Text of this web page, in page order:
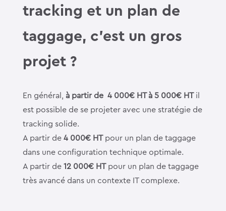
tracking et un plan de
taggage, c’est un gros
projet ?
En général, à partir de 4 000€ HT à 5 000€ HTil
est possible de se projeter avec une stratégie de
tracking solide.
A partir de 4 000€ HT pour un plan de taggage
dans une configuration technique optimale.
A partir de 12 000€ HT pour un plan de taggage
très avancé dans un contexte IT complexe.